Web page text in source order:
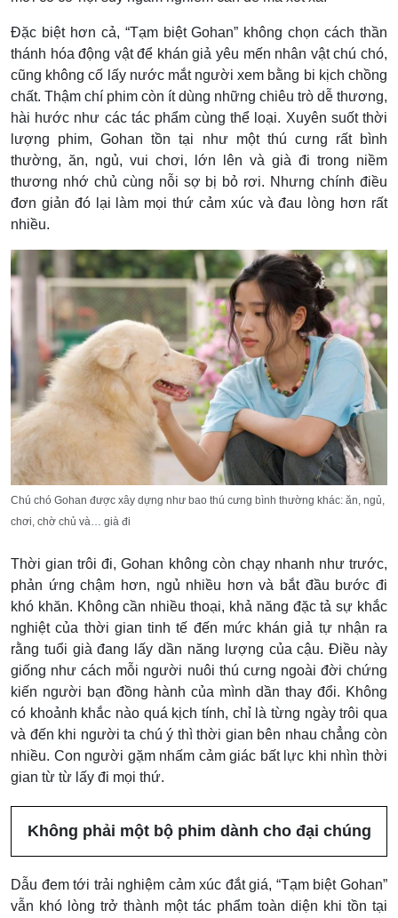
Đặc biệt hơn cả, “Tạm biệt Gohan” không chọn cách thần
thánh hóa động vật để khán giả yêu mến nhân vật chú chó,
cũng không cố lấy nước mắt người xem bằng bi kịch chồng
chất. Thậm chí phim còn ít dùng những chiêu trò dễ thương,
hài hước như các tác phẩm cùng thể loại. Xuyên suốt thời
lượng phim, Gohan tồn tại như một thú cưng rất bình
thường, ăn, ngủ, vui chơi, lớn lên và già đi trong niềm
thương nhớ chủ cùng nỗi sợ bị bỏ rơi. Nhưng chính điều
đơn giản đó lại làm mọi thứ cảm xúc và đau lòng hơn rất
nhiều.
Chú chó Gohan được xây dựng như bao thú cưng bình thường khác: ăn, ngủ,
chơi, chờ chủ và… già đi
Thời gian trôi đi, Gohan không còn chạy nhanh như trước,
phản ứng chậm hơn, ngủ nhiều hơn và bắt đầu bước đi
khó khăn. Không cần nhiều thoại, khả năng đặc tả sự khắc
nghiệt của thời gian tinh tế đến mức khán giả tự nhận ra
rằng tuổi già đang lấy dần năng lượng của cậu.Điều này
giống như cách mỗi người nuôi thú cưng ngoài đời chứng
kiến người bạn đồng hành của mình dần thay đổi. Không
có khoảnh khắc nào quá kịch tính, chỉ là từng ngày trôi qua
và đến khi người ta chú ý thì thời gian bên nhau chẳng còn
nhiều. Con người gặm nhấm cảm giác bất lực khi nhìn thời
gian từ từ lấy đi mọi thứ.
Không phải một bộ phim dành cho đại chúng
Dẫu đem tới trải nghiệm cảm xúc đắt giá, “Tạm biệt Gohan”
vẫn khó lòng trở thành một tác phẩm toàn diện khi tồn tại